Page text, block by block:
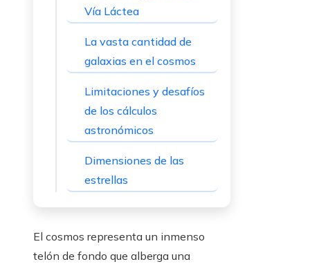
Vía Láctea
La vasta cantidad de
galaxias en el cosmos
Limitaciones y desafíos
de los cálculos
astronómicos
Dimensiones de las
estrellas
El cosmos representa un inmenso
telón de fondo que alberga una